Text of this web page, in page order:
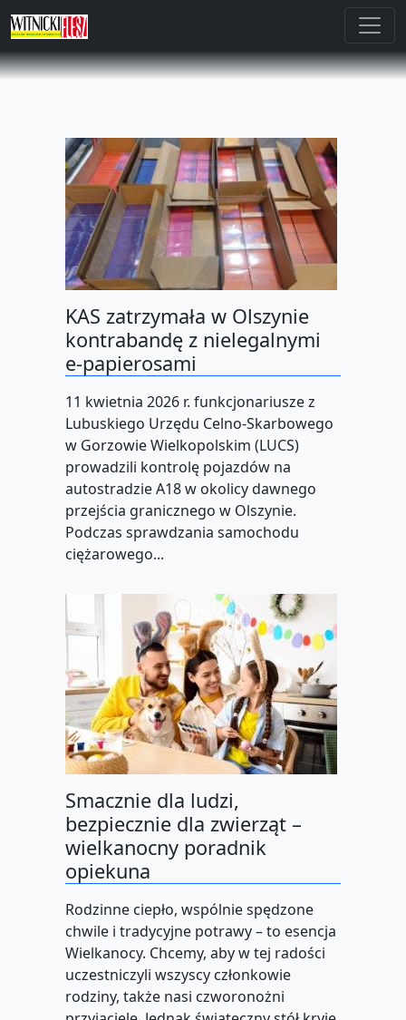
KAS zatrzymała w Olszynie
kontrabandę z nielegalnymi
e-papierosami
11 kwietnia 2026 r. funkcjonariusze z
Lubuskiego Urzędu Celno-Skarbowego
w Gorzowie Wielkopolskim (LUCS)
prowadzili kontrolę pojazdów na
autostradzie A18 w okolicy dawnego
przejścia granicznego w Olszynie.
Podczas sprawdzania samochodu
ciężarowego...
Smacznie dla ludzi,
bezpiecznie dla zwierząt –
wielkanocny poradnik
opiekuna
Rodzinne ciepło, wspólnie spędzone
chwile i tradycyjne potrawy – to esencja
Wielkanocy. Chcemy, aby w tej radości
uczestniczyli wszyscy członkowie
rodziny, także nasi czworonożni